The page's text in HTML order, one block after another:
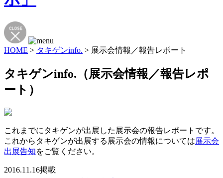
HOME > タキゲンinfo. > 展示会情報／報告レポート
タキゲンinfo.（展示会情報／報告レポ
ート）
これまでにタキゲンが出展した展示会の報告レポートです。
これからタキゲンが出展する展示会の情報については展示会
出展告知をご覧ください。
2016.11.16掲載